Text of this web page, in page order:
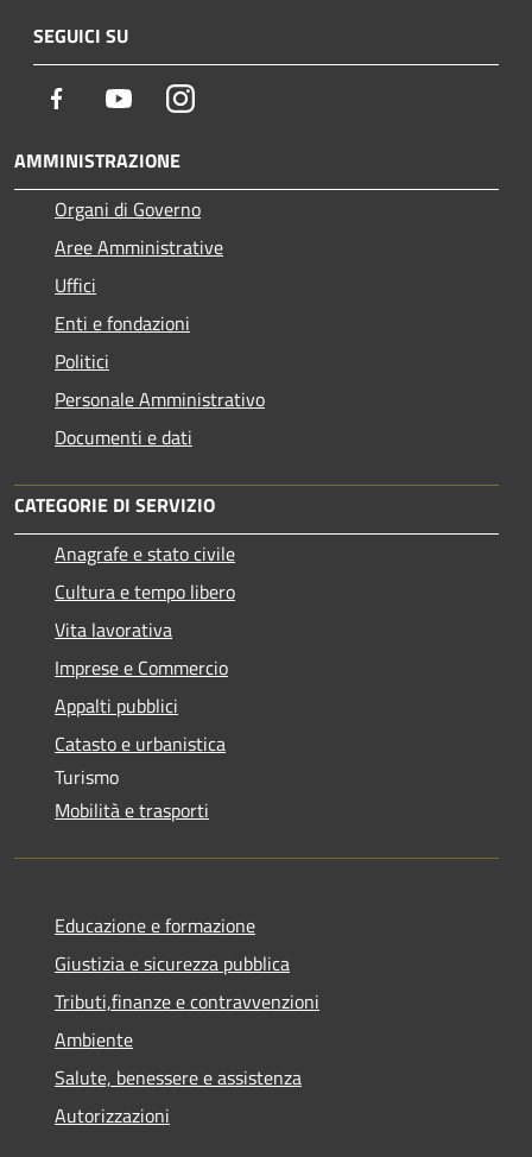
SEGUICI SU
Facebook YoutubeInstagram
AMMINISTRAZIONE
Organi di Governo
Aree Amministrative
Uffici
Enti e fondazioni
Politici
Personale Amministrativo
Documenti e dati
CATEGORIE DI SERVIZIO
Anagrafe e stato civile
Cultura e tempo libero
Vita lavorativa
Imprese e Commercio
Appalti pubblici
Catasto e urbanistica
Turismo
Mobilità e trasporti
Educazione e formazione
Giustizia e sicurezza pubblica
Tributi,finanze e contravvenzioni
Ambiente
Salute, benessere e assistenza
Autorizzazioni